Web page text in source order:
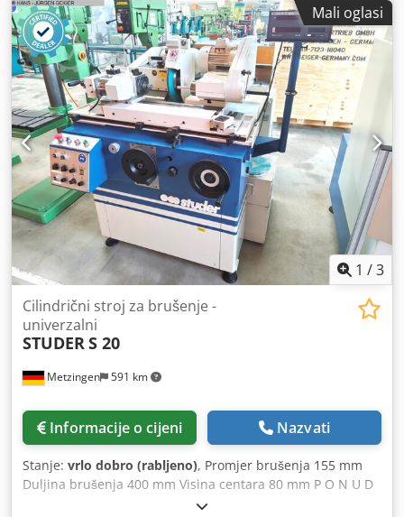
Sowa Prostor potrebn cca. 2,4 x 1,9 x 2,1 m Ova kružna
brusilica je u dobrom stanju, odmah dostupna i može se
pod naponom pregledati kod prodavatelja. OPIS: - Uređaj
za unutarnje brušenje - Agregat za rashladnu tekućinu -
Automatski posmici Razmak između centara: - 430 mm
uključujući steznu čahuru i podesivu glavu - 600 mm do
konusnog prihvata bez glave
Mali oglasi
1 /3
Metzingen 591 km
Cilindrični stroj za brušenje -
univerzalni
STUDERS 20
Informacije o cijeni Nazvati
Stanje: vrlo dobro (rabljeno), Promjer brušenja 155 mm
Duljina brušenja 400 mm Visina centara 80 mm P O N U D
A Možemo vam ponuditi iz zalihe, uz moguću pogrešku i